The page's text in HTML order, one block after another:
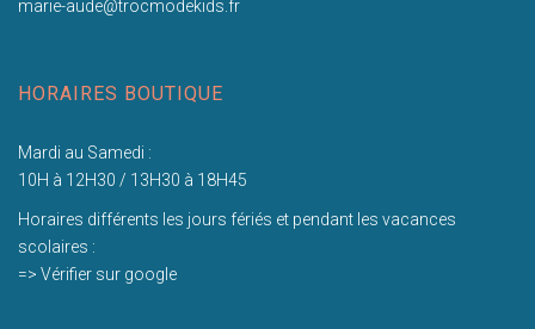
marie-aude@trocmodekids.fr
HORAIRES BOUTIQUE
Mardi au Samedi :
10H à 12H30 / 13H30 à 18H45
Horaires différents les jours fériés et pendant les vacances
scolaires :
=> Vérifier sur google